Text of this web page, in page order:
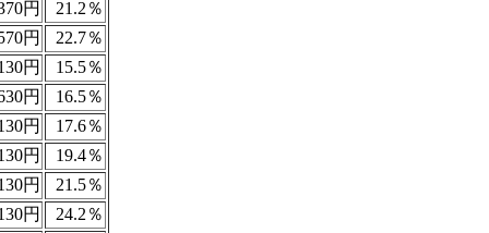
円
21.2％
円
22.7％
円
15.5％
円
16.5％
円
17.6％
円
19.4％
円
21.5％
円
24.2％